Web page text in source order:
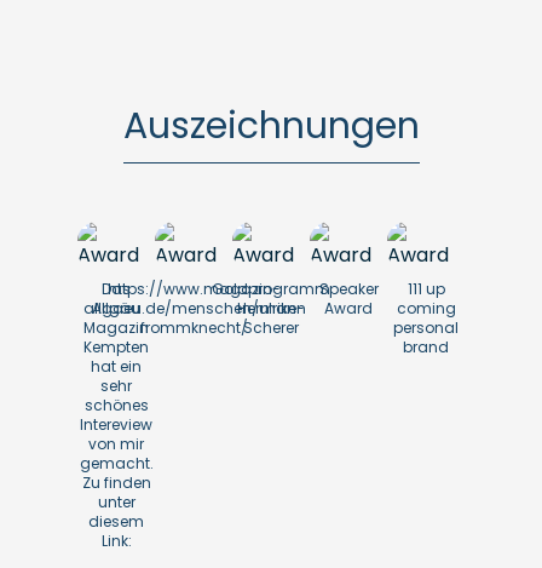
Auszeichnungen
Das
Allgäu
Magazin
Kempten
hat ein
sehr
schönes
Intereview
von mir
gemacht.
Zu finden
unter
diesem
Link:
https://www.magazin-
allgaeu.de/menschen/ulrike-
frommknecht/
Goldprogramm
Hermann
Scherer
Speaker
Award
111 up
coming
personal
brand